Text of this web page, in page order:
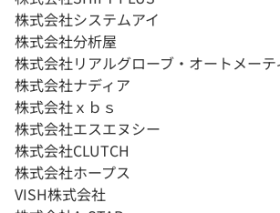
株式会社システムアイ
株式会社分析屋
株式会社リアルグローブ・オートメーテ
株式会社ナディア
株式会社ｘｂｓ
株式会社エスエヌシー
株式会社CLUTCH
株式会社ホープス
VISH株式会社